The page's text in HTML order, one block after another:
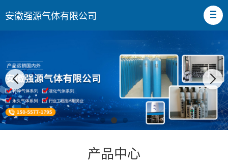
安徽强源气体有限公司
产品中心